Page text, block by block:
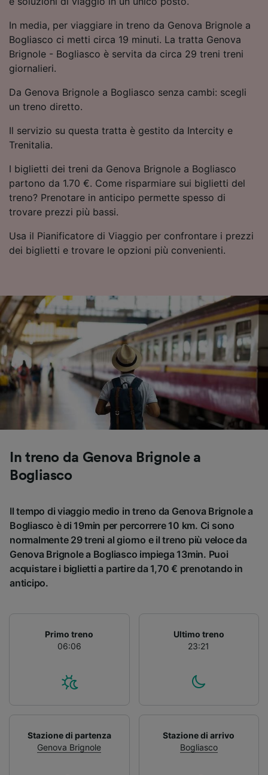
In media, per viaggiare in treno da Genova Brignole a
Bogliasco ci metti circa 19 minuti. La tratta Genova
Brignole - Bogliasco è servita da circa 29 treni treni
giornalieri.
Da Genova Brignole a Bogliasco senza cambi: scegli
un treno diretto.
Il servizio su questa tratta è gestito da Intercity e
Trenitalia.
I biglietti dei treni da Genova Brignole a Bogliasco
partono da 1.70 €. Come risparmiare sui biglietti del
treno? Prenotare in anticipo permette spesso di
trovare prezzi più bassi.
Usa il Pianificatore di Viaggio per confrontare i prezzi
dei biglietti e trovare le opzioni più convenienti.
In treno da Genova Brignole a
Bogliasco
Il tempo di viaggio medio in treno da Genova Brignole a
Bogliasco è di 19min per percorrere 10 km. Ci sono
normalmente 29 treni al giorno e il treno più veloce da
Genova Brignole a Bogliasco impiega 13min. Puoi
acquistare i biglietti a partire da 1,70 € prenotando in
anticipo.
Primo treno
06:06
Ultimo treno
23:21
Stazione di partenza
Genova Brignole
Stazione di arrivo
Bogliasco
Utilizzare dati di geolocalizzazione precisi.
Scansione attiva delle caratteristiche del
dispositivo ai fini dell’identificazione.
Archiviare informazioni su dispositivo e/o
accedervi. Pubblicità e contenuti
personalizzati, misurazione delle prestazioni
pubblico, sviluppo di servizi.